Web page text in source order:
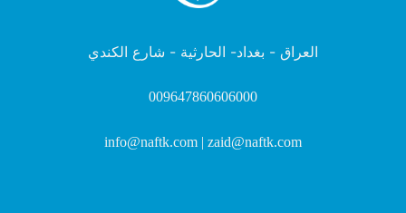
العراق - بغداد- الحارثية - شارع الكندي
009647860606000
info@naftk.com | zaid@naftk.com